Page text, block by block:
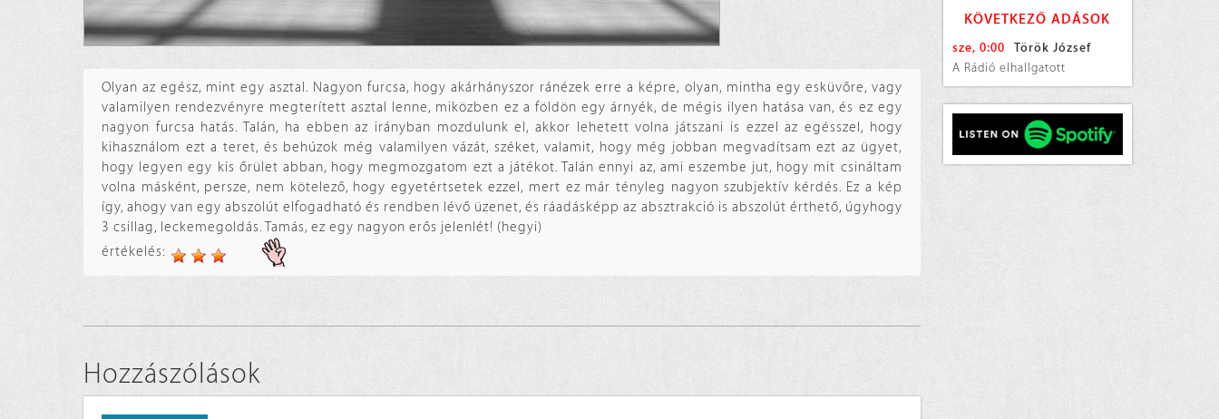
Olyan az egész, mint egy asztal. Nagyon furcsa, hogy akárhányszor ránézek erre a képre, olyan, mintha egy esküvőre, vagy
valamilyen rendezvényre megterített asztal lenne, miközben ez a földön egy árnyék, de mégis ilyen hatása van, és ez egy
nagyon furcsa hatás. Talán, ha ebben az irányban mozdulunk el, akkor lehetett volna játszani is ezzel az egésszel, hogy
kihasználom ezt a teret, és behúzok még valamilyen vázát, széket, valamit, hogy még jobban megvadítsam ezt az ügyet,
hogy legyen egy kis őrület abban, hogy megmozgatom ezt a játékot. Talán ennyi az, ami eszembe jut, hogy mit csináltam
volna másként, persze, nem kötelező, hogy egyetértsetek ezzel, mert ez már tényleg nagyon szubjektív kérdés. Ez a kép
így, ahogy van egy abszolút elfogadható és rendben lévő üzenet, és ráadásképp az absztrakció is abszolút érthető, úgyhogy
3 csillag, leckemegoldás. Tamás, ez egy nagyon erős jelenlét! (hegyi)
értékelés:
Hozzászólások
KÖVETKEZŐ ADÁSOK
sze, 0:00
Török József
A Rádió elhallgatott